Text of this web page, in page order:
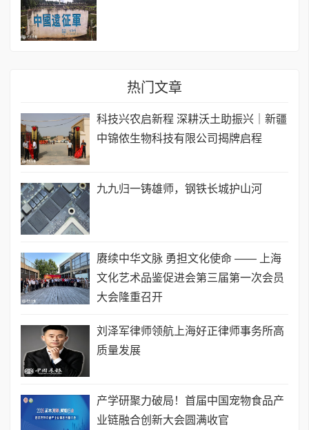
热门文章
科技兴农启新程 深耕沃土助振兴｜新疆
中锦侬生物科技有限公司揭牌启程
九九归一铸雄师，钢铁长城护山河
赓续中华文脉 勇担文化使命 —— 上海
文化艺术品鉴促进会第三届第一次会员
大会隆重召开
刘泽军律师领航上海好正律师事务所高
质量发展
产学研聚力破局！首届中国宠物食品产
业链融合创新大会圆满收官